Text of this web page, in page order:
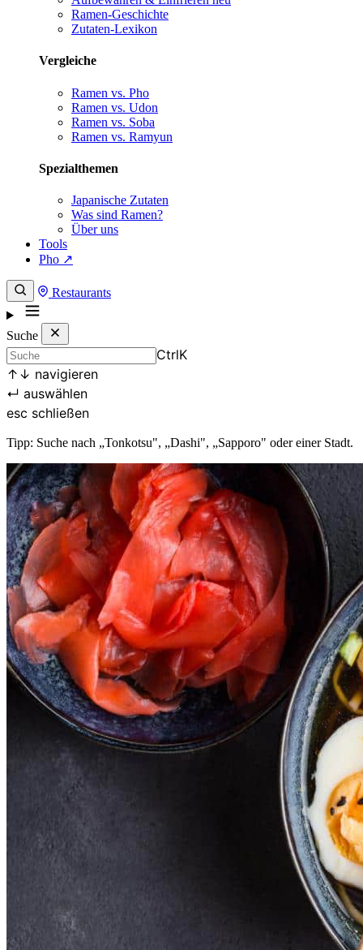
Ramen-Geschichte
Zutaten-Lexikon
Vergleiche
Ramen vs. Pho
Ramen vs. Udon
Ramen vs. Soba
Ramen vs. Ramyun
Spezialthemen
Japanische Zutaten
Was sind Ramen?
Über uns
Tools
Pho ↗
Restaurants
Suche
CtrlK
↑ ↓ navigieren
↵ auswählen
esc schließen
Tipp: Suche nach „Tonkotsu", „Dashi", „Sapporo" oder einer Stadt.